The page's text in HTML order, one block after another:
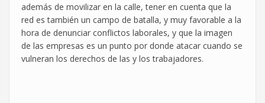
además de movilizar en la calle, tener en cuenta que la
red es también un campo de batalla, y muy favorable a la
hora de denunciar conflictos laborales, y que la imagen
de las empresas es un punto por donde atacar cuando se
vulneran los derechos de las y los trabajadores.